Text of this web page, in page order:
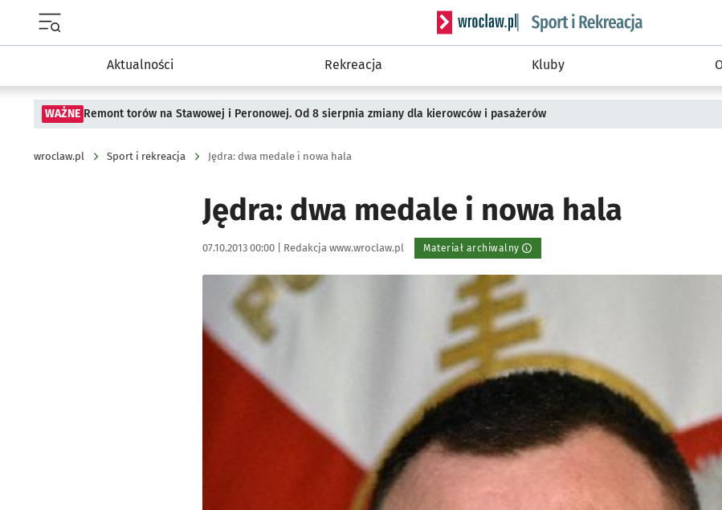
Serwis informacyjny wroclaw.pl podserwis: Sport
Aktualności Rekreacja Kluby
WAŻNE Remont torów na Stawowej i Peronowej. Od 8 sierpnia zmiany dla kierowców i pasażerów
wroclaw.pl Sport i rekreacja Jędra: dwa medale i nowa hala
Jędra: dwa medale i nowa hala
Data publikacji:
07.10.2013 00:00 | Autor:
Redakcja www.wroclaw.pl Materiał archiwalny
Kliknij, aby powiększyć